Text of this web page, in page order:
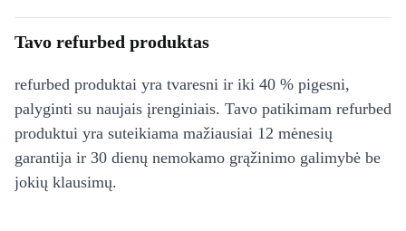
Tavo refurbed produktas
refurbed produktai yra tvaresni ir iki 40 % pigesni,
palyginti su naujais įrenginiais. Tavo patikimam refurbed
produktui yra suteikiama mažiausiai 12 mėnesių
garantija ir 30 dienų nemokamo grąžinimo galimybė be
jokių klausimų.